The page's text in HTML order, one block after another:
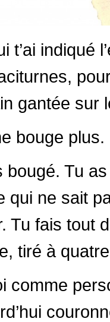
t’ai indiqué
gantée sur
bouge plus.
bougé. Tu
qui ne sait
Tu fais tout
tiré à
comme